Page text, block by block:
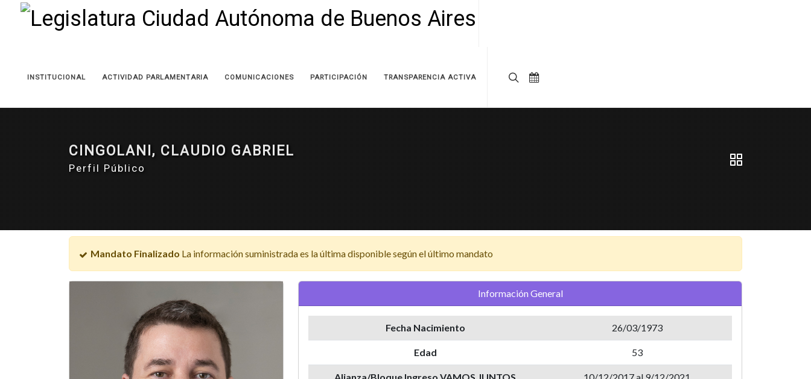
INSTITUCIONAL ACTIVIDAD PARLAMENTARIA COMUNICACIONES PARTICIPACIÓN TRANSPARENCIA ACTIVA
CINGOLANI, CLAUDIO GABRIEL
Perfil Público
Mandato Finalizado La información suministrada es la última disponible según el último mandato
Información General
Fecha Nacimiento 26/03/1973
Edad 53